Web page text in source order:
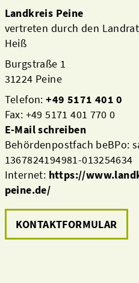
Landkreis Peine
vertreten durch den
Heiß
Burgstraße 1
31224 Peine
Telefon:+49 5171 401 0
Fax: +49 5171 401 770 0
E-Mail schreiben
Behördenpostfach beBPo:
1367824194981-013254634
Internet: https://
peine.de/
KONTAKTFORMULAR